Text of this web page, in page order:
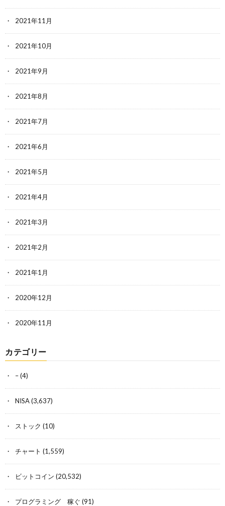
2021年11月
2021年10月
2021年9月
2021年8月
2021年7月
2021年6月
2021年5月
2021年4月
2021年3月
2021年2月
2021年1月
2020年12月
2020年11月
カテゴリー
–(4)
NISA(3,637)
ストック (10)
チャート (1,559)
ビットコイン (20,532)
プログラミング 稼ぐ (91)